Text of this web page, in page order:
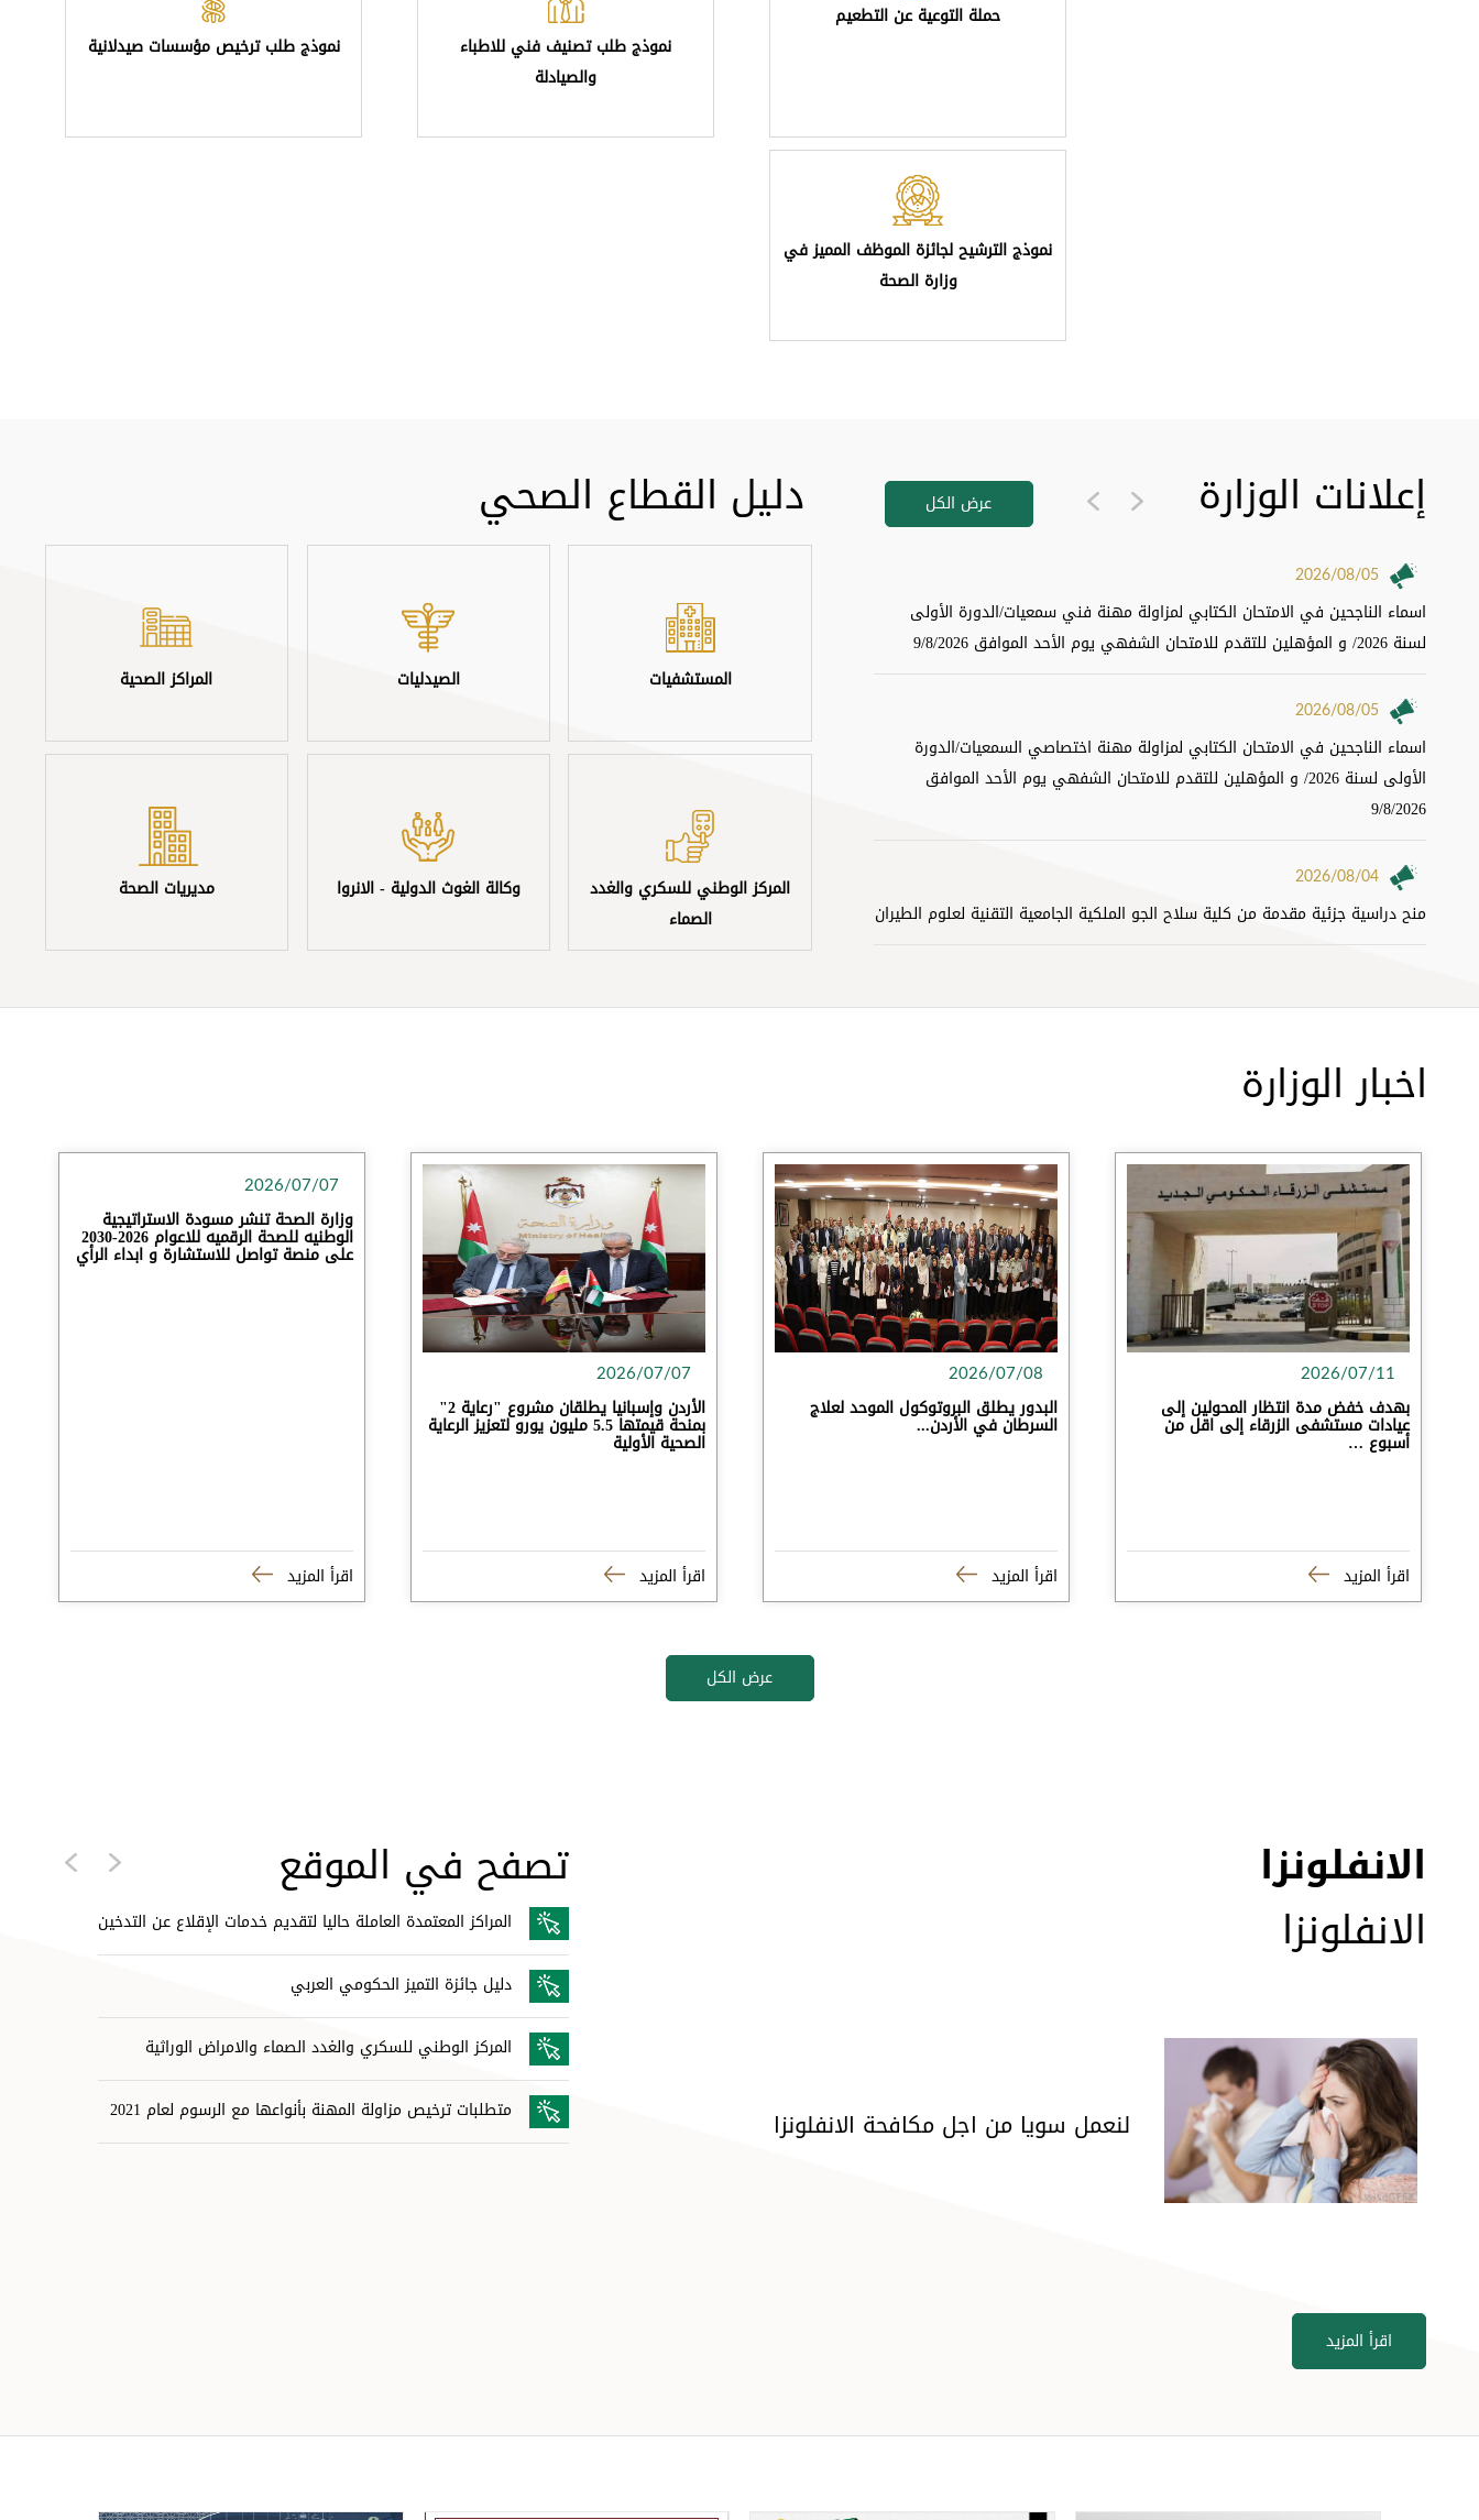
حملة التوعية عن التطعيم
نموذج طلب تصنيف فني للاطباء
والصيادلة
نموذج طلب ترخيص مؤسسات صيدلانية
نموذج الترشيح لجائزة الموظف المميز في
وزارة الصحة
إعلانات الوزارة Previous عرض الكل
2026/08/05
اسماء الناجحين في الامتحان الكتابي لمزاولة مهنة فني سمعيات/الدورة الأولى
لسنة 2026/ و المؤهلين للتقدم للامتحان الشفهي يوم الأحد الموافق 9/8/2026
2026/08/05
اسماء الناجحين في الامتحان الكتابي لمزاولة مهنة اختصاصي السمعيات/الدورة
الأولى لسنة 2026/ و المؤهلين للتقدم للامتحان الشفهي يوم الأحد الموافق
9/8/2026
2026/08/04
منح دراسية جزئية مقدمة من كلية سلاح الجو الملكية الجامعية التقنية لعلوم الطيران
دليل القطاع الصحي
المستشفيات الصيدليات المراكز الصحية
المركز الوطني للسكري والغدد
الصماء
وكالة الغوث الدولية - الانروا مديريات الصحة
اخبار الوزارة
2026/07/11
بهدف خفض مدة انتظار المحولين إلى
عيادات مستشفى الزرقاء إلى اقل من
أسبوع …
اقرأ المزيد
2026/07/08
البدور يطلق البروتوكول الموحد لعلاج
السرطان في الأردن...
اقرأ المزيد
2026/07/07
الأردن وإسبانيا يطلقان مشروع "رعاية 2"
بمنحة قيمتها 5.5 مليون يورو لتعزيز الرعاية
الصحية الأولية
اقرأ المزيد
2026/07/07
وزارة الصحة تنشر مسودة الاستراتيجية
الوطنيه للصحة الرقميه للاعوام 2026-2030
على منصة تواصل للاستشارة و ابداء الرأي
اقرأ المزيد
عرض الكل
الانفلونزا
الانفلونزا
لنعمل سويا من اجل مكافحة الانفلونزا
اقرأ المزيد
تصفح في الموقع Previous
المراكز المعتمدة العاملة حاليا لتقديم خدمات الإقلاع عن التدخين
دليل جائزة التميز الحكومي العربي
المركز الوطني للسكري والغدد الصماء والامراض الوراثية
متطلبات ترخيص مزاولة المهنة بأنواعها مع الرسوم لعام 2021